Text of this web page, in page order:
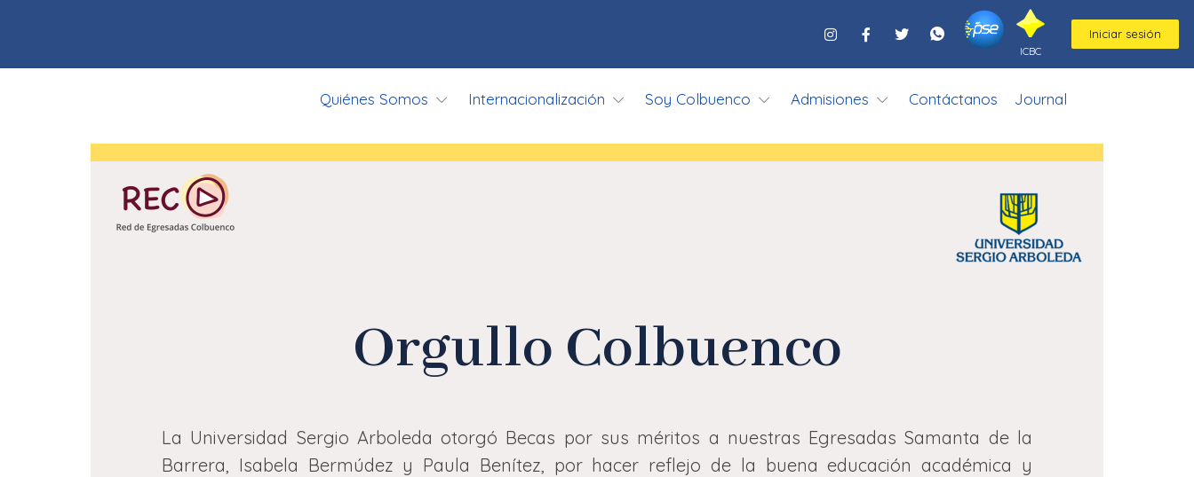
ICBC
Iniciar sesión
Quiénes Somos Internacionalización Soy Colbuenco Admisiones Contáctanos Journal
Orgullo Colbuenco
La Universidad Sergio Arboleda otorgó Becas por sus méritos a nuestras Egresadas Samanta de la
Barrera, Isabela Bermúdez y Paula Benítez, por hacer reflejo de la buena educación académica y